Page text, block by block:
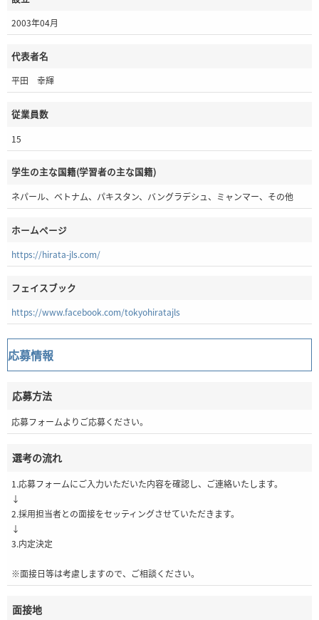
2003年04月
代表者名
平田 幸輝
従業員数
15
学生の主な国籍(学習者の主な国籍)
ネパール、ベトナム、パキスタン、バングラデシュ、ミャンマー、その他
ホームページ
https://hirata-jls.com/
フェイスブック
https://www.facebook.com/tokyohiratajls
応募情報
応募方法
応募フォームよりご応募ください。
選考の流れ
1.応募フォームにご入力いただいた内容を確認し、ご連絡いたします。
↓
2.採用担当者との面接をセッティングさせていただきます。
↓
3.内定決定
※面接日等は考慮しますので、ご相談ください。
面接地